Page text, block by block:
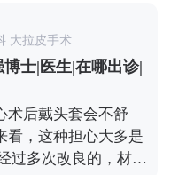
详细了解。
缘被肉遮住，甚至法
术了。拉皮是通过
维持时间也更长。
，在传统拉皮的基础
合对效果要求高、
下，不管选哪种，
医生，面诊时把需求
才能保证效果。 想知
大拉皮手术
士|医生|在哪出诊|
术后戴头套会不舒
看，这种担心大多是